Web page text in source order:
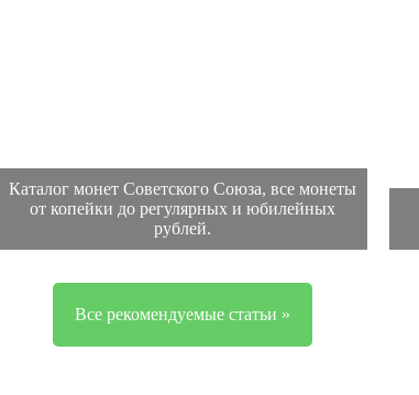
Каталог монет Советского Союза, все монеты
от копейки до регулярных и юбилейных
рублей.
Все рекомендуемые статьи »